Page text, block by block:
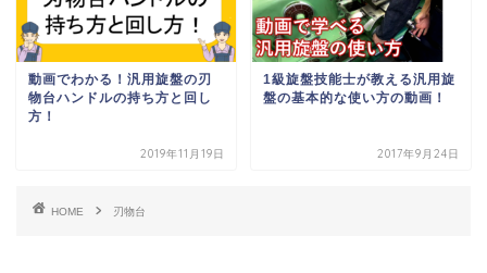
動画でわかる！汎用旋盤の刃
物台ハンドルの持ち方と回し
方！
2019年11月19日
1級旋盤技能士が教える汎用旋
盤の基本的な使い方の動画！
2017年9月24日
HOME 刃物台